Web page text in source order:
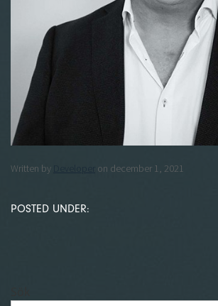
Written by on december 1, 2021
POSTED UNDER: